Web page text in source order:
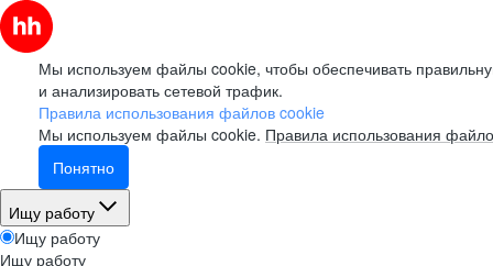
Мы используем файлы cookie, чтобы обеспечивать
и анализировать сетевой трафик.
Правила использования файлов cookie
Мы используем файлы cookie. Правила использования
Понятно
Ищу работу
Ищу работу
Ищу работу